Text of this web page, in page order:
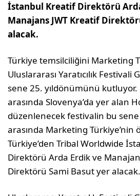
İstanbul Kreatif Direktörü
Manajans JWT Kreatif
alacak.
Türkiye temsilciliğini Marketing
Uluslararası Yaratıcılık Festivali
sene 25. yıldönümünü
arasında Slovenya’da yer alan
düzenlenecek festivalin bu
arasında Marketing Türkiye’nin
Türkiye’den Tribal Worldwide
Direktörü Arda Erdik ve
Direktörü Sami Basut yer alacak.